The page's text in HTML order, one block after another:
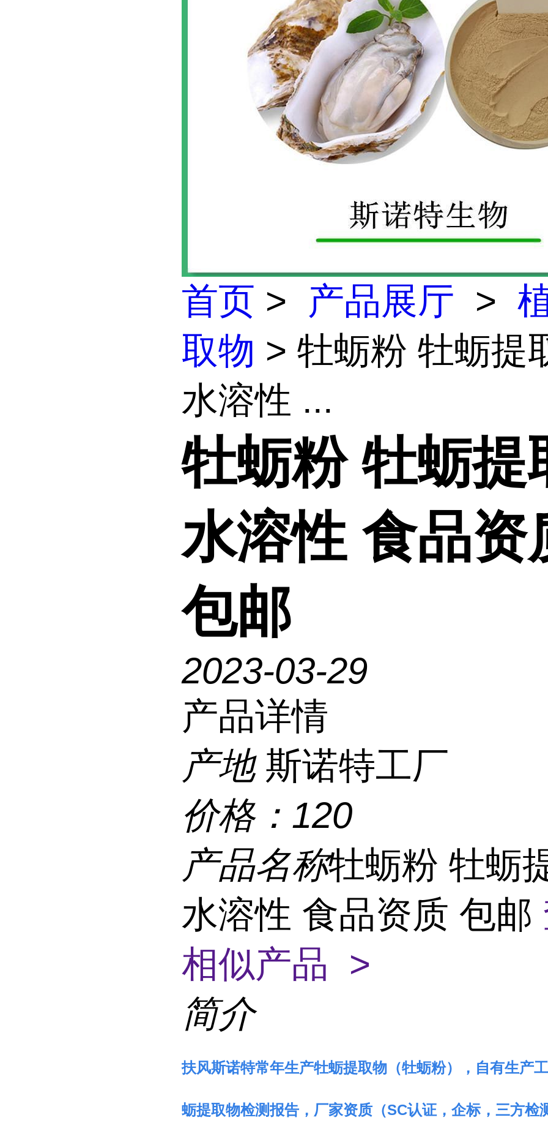
首页 > 产品展厅 >
取物 > 牡蛎粉 牡蛎提
水溶性 ...
牡蛎粉 牡蛎提
水溶性 食品资
包邮
2023-03-29
产品详情
产地 斯诺特工厂
价格： 120
产品名称牡蛎粉 牡蛎
水溶性 食品资质 包邮
相似产品 >
简介
扶风斯诺特常年生产牡蛎提取物（牡蛎粉），自有生产
蛎提取物检测报告，厂家资质（SC认证，企标，三方检